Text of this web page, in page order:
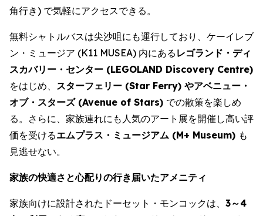
角行き) で気軽にアクセスできる。
無料シャトルバスは尖沙咀にも運行しており、ケーイレブ
ン・ミュージア (K11 MUSEA) 内にある レゴランド・ディ
スカバリー・センター (LEGOLAND Discovery Centre)
をはじめ、 スターフェリー (Star Ferry) やアベニュー・
オブ・スターズ (Avenue of Stars) での散策を楽しめ
る。さらに、家族連れにも人気のアート展を開催し高い評
価を受けるエムプラス・ミュージアム (M+ Museum) も
見逃せない。
家族の快適さと心配りの行き届いたアメニティ
家族向けに設計されたドーセット・モンコックは、 3～4